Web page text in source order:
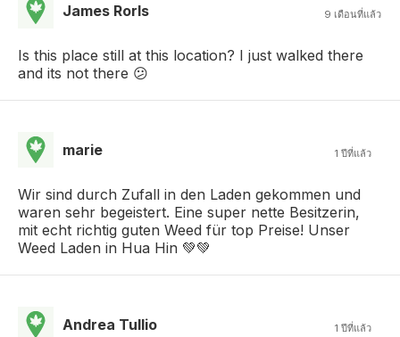
James Rorls 9 เดือนที่แล้ว
Is this place still at this location? I just walked there
and its not there 😕
marie 1 ปีที่แล้ว
Wir sind durch Zufall in den Laden gekommen und
waren sehr begeistert. Eine super nette Besitzerin,
mit echt richtig guten Weed für top Preise! Unser
Weed Laden in Hua Hin 💚💚
Andrea Tullio 1 ปีที่แล้ว